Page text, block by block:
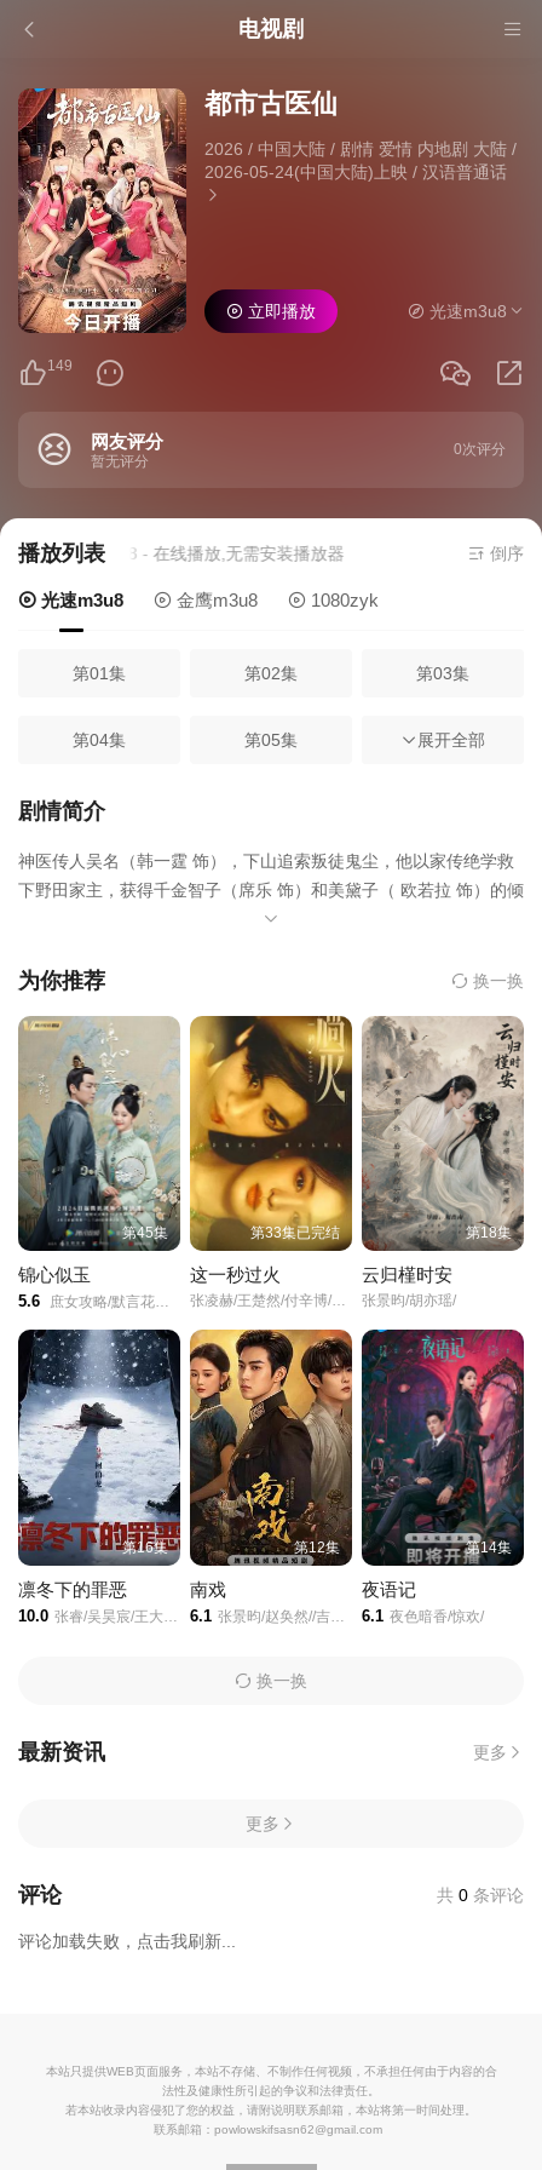
电视剧
都市古医仙
2026 / 中国大陆 / 剧情 爱情 内地剧 大陆/
2026-05-24(中国大陆)上映 / 汉语普通话
149
立即播放 光速m3u8
网友评分
暂无评分
0次评分
播放列表
来源光速m3u8 - 在线播放,无需安装播放器 倒序
光速m3u8 金鹰m3u8 1080zyk
第01集 第02集 第03集
第04集 第05集 第06集
第07集
第10集 第11集 第12集
第19集 第20集 第21集
第22集 第23集 第24集
第25集 第26集 第27集
第28集 第29集 第30集
第31集 第32集 第33集
第34集 第35集 第36集已完结
展开全部
剧情简介
神医传人吴名（韩一霆 饰），下山追索叛徒鬼尘，他以家传绝学救
下野田家主，获得千金智子（席乐 饰）和美黛子（ 欧若拉 饰）的倾
慕，又以仁心妙手治愈霸总苏婉（潘铭允 饰）的怪疾，赢得芳心暗
手悬壶济世。
为你推荐 换一换
第45集
锦心似玉
5.6 庶女攻略/默言花事/罗十一娘/The Sword and the Brocade/
第33集已完结
这一秒过火
张凌赫/王楚然/付辛博/徐振轩/
第18集
云归槿时安
张景昀/胡亦瑶/
第16集
凛冬下的罪恶
10.0 张睿/吴昊宸/王大奇/孙之鸿/
第12集
南戏
6.1 张景昀/赵奂然//吉舒亦/
第14集
夜语记
6.1 夜色暗香/惊欢/
换一换
最新资讯 更多
更多
评论 共 0 条评论
评论加载失败，点击我刷新...
本站只提供WEB页面服务，本站不存储、不制作任何视频，不承担任何由于内容的合
法性及健康性所引起的争议和法律责任。
若本站收录内容侵犯了您的权益，请附说明联系邮箱，本站将第一时间处理。
联系邮箱：powlowskifsasn62@gmail.com